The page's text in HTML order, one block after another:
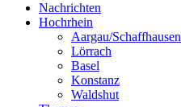
Nachrichten
Hochrhein
Aargau/Schaffhausen
Lörrach
Basel
Konstanz
Waldshut